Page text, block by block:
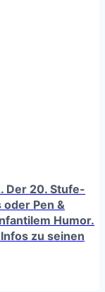
Der 20. Stufe-
Pen &
Humor.
zu seinen